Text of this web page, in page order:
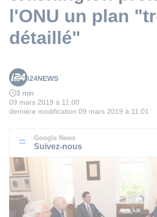
l'ONU un plan
détaillé"
i24NEWS
3 min
09 mars 2019 à 11:00
dernière modification 09 mars 2019 à 11:01
Google News
Suivez-nous